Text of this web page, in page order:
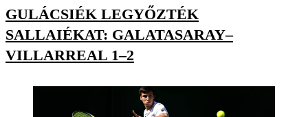
GULÁCSIÉK LEGYŐZTÉK
SALLAIÉKAT: GALATASARAY–
VILLARREAL 1–2